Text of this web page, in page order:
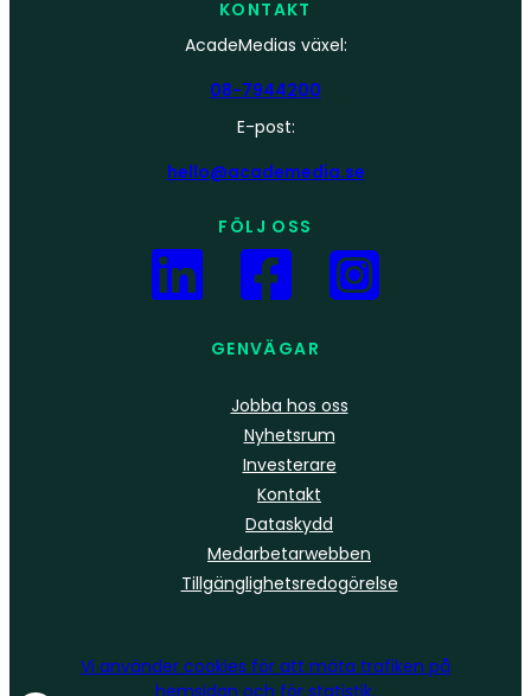
KONTAKT
AcadeMedias växel:
08-7944200
E-post:
hello@academedia.se
FÖLJ OSS
GENVÄGAR
Jobba hos oss
Nyhetsrum
Investerare
Kontakt
Dataskydd
Medarbetarwebben
Tillgänglighetsredogörelse
Vi använder cookies för att mäta trafiken på
hemsidan och för statistik.